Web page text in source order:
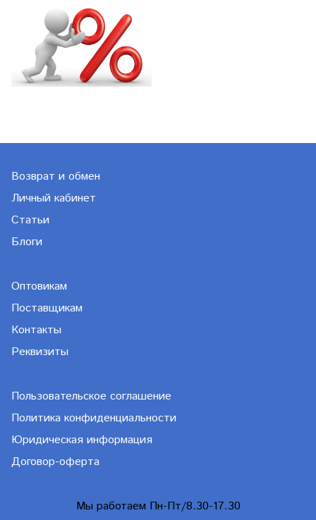
Возврат и обмен
Личный кабинет
Статьи
Блоги
Оптовикам
Поставщикам
Контакты
Реквизиты
Пользовательское соглашение
Политика конфиденциальности
Юридическая информация
Договор-оферта
Мы работаем Пн-Пт/8.30-17.30